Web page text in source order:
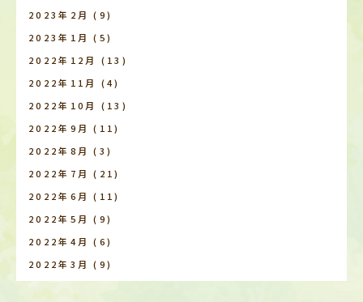
2023年2月 (9)
2023年1月 (5)
2022年12月
(13)
2022年11月
(4)
2022年10月
(13)
2022年9月 (11)
2022年8月 (3)
2022年7月 (21)
2022年6月 (11)
2022年5月 (9)
2022年4月 (6)
2022年3月 (9)